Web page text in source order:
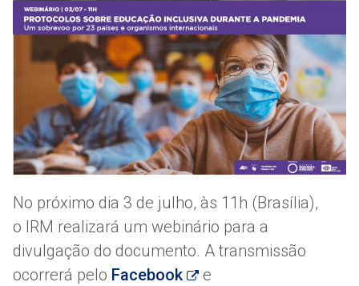
No próximo dia 3 de julho, às 11h (Brasília),
o IRM realizará um webinário para a
divulgação do documento. A transmissão
ocorrerá pelo Facebook
e